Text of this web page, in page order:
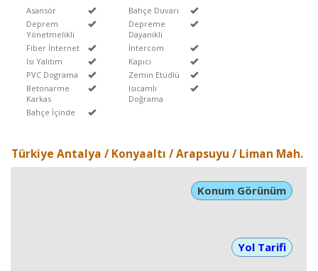
Asansör
Bahçe Duvarı
Deprem
Yönetmelikli
Depreme
Dayanikli
Fiber İnternet
İntercom
Isı Yalıtım
Kapıcı
PVC Dograma
Zemin Etüdlü
Betonarme
Karkas
Isıcamlı
Doğrama
Bahçe İçinde
Türkiye Antalya / Konyaaltı / Arapsuyu / Liman Mah.
Konum Görünüm
Yol Tarifi